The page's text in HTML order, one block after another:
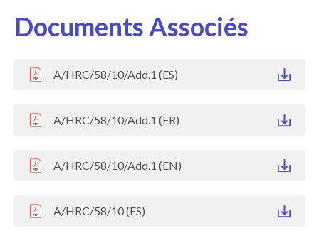
Documents Associés
A/HRC/58/10/Add.1 (ES)
A/HRC/58/10/Add.1 (FR)
A/HRC/58/10/Add.1 (EN)
A/HRC/58/10 (ES)